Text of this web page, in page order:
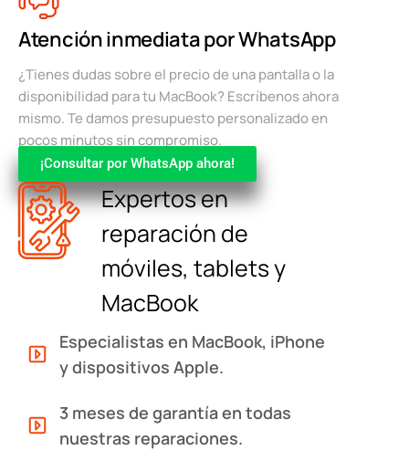
Atención inmediata por WhatsApp
¿Tienes dudas sobre el precio de una pantalla o la
disponibilidad para tu MacBook? Escríbenos ahora
mismo. Te damos presupuesto personalizado en
pocos minutos sin compromiso.
¡Consultar por WhatsApp ahora!
Expertos en
reparación de
móviles, tablets y
MacBook
Especialistas en MacBook, iPhone
y dispositivos Apple.
3 meses de garantía en todas
nuestras reparaciones.